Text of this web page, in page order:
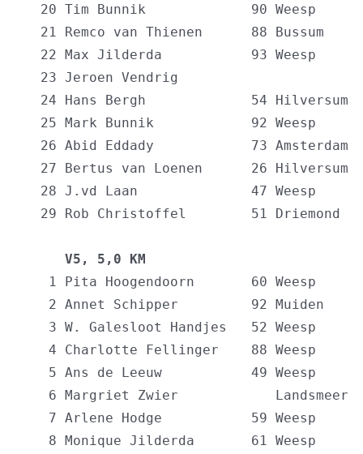
20 Tim Bunnik             90 Weesp
21 Remco van Thienen      88 Bussum
22 Max Jilderda           93 Weesp
23 Jeroen Vendrig
24 Hans Bergh             54 Hilversum
25 Mark Bunnik            92 Weesp
26 Abid Eddady            73 Amsterdam
27 Bertus van Loenen      26 Hilversum
28 J.vd Laan              47 Weesp
29 Rob Christoffel        51 Driemond
V5,
1 Pita Hoogendoorn       60 Weesp
2 Annet Schipper         92 Muiden
3 W. Galesloot Handjes   52 Weesp
4 Charlotte Fellinger    88 Weesp
5 Ans de Leeuw           49 Weesp
6 Margriet Zwier            Landsmeer
7 Arlene Hodge           59 Weesp
8 Monique Jilderda       61 Weesp